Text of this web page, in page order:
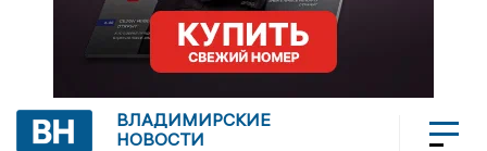
ВЛАДИМИРСКИЕ
НОВОСТИ